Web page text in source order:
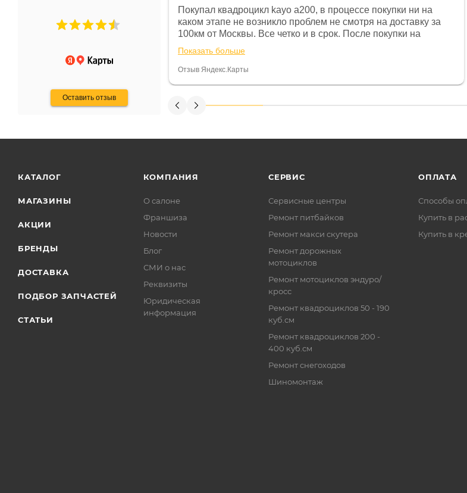
Оставить отзыв
Не понравились условия
и дают только на год)
Покупал квадроцикл kayo a200, в процессе покупки ни на
каком этапе не возникло проблем не смотря на доставку за
100км от Москвы. Все четко и в срок. После покупки на
спидометре всегда был 0, при этом представители магазина
постоянно были на связи и в итоге проблема была решена.
Считаю, что это говорит о небезразличии к клиенту после
Показать больше
Отзыв Яндекс.Карты
КАТАЛОГ
МАГАЗИНЫ
АКЦИИ
БРЕНДЫ
ДОСТАВКА
ПОДБОР ЗАПЧАСТЕЙ
СТАТЬИ
КОМПАНИЯ
О салоне
Франшиза
Новости
Блог
СМИ о нас
Реквизиты
Юридическая
информация
СЕРВИС
Сервисные центры
Ремонт питбайков
Ремонт макси скутера
Ремонт дорожных
мотоциклов
Ремонт мотоциклов эндуро/
кросс
Ремонт квадроциклов 50 - 190
куб.см
Ремонт квадроциклов 200 -
400 куб.см
Ремонт снегоходов
Шиномонтаж
ОПЛАТА
Способы
Купить в
Купить в